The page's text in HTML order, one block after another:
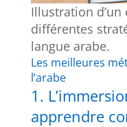
Illustration
différentes
langue arabe.
Les meilleures
l’arabe
1.
apprendre